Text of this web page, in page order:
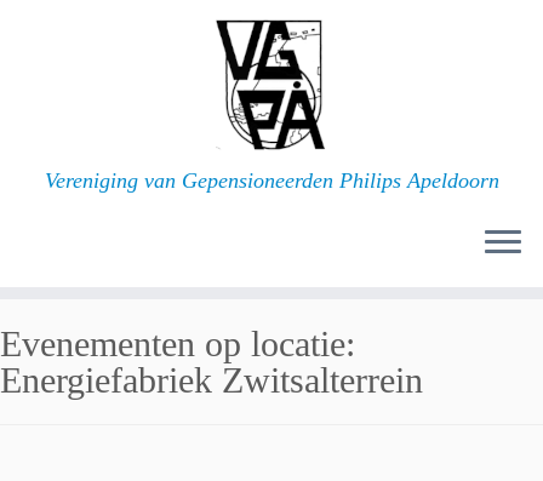
Vereniging van Gepensioneerden Philips Apeldoorn
Evenementen op locatie:
Energiefabriek Zwitsalterrein